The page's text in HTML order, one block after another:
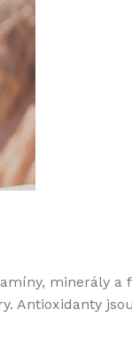
minerály
Antioxidanty